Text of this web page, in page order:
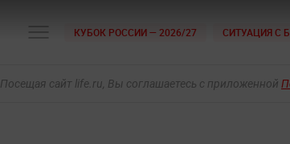
КУБОК РОССИИ — 2026/27 СИТУАЦИЯ С
Посещая сайт life.ru, Вы соглашаетесь с приложенной